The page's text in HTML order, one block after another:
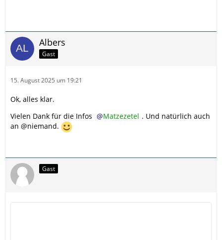
Albers
Gast
15. August 2025 um 19:21
Ok, alles klar.
Vielen Dank für die Infos
Matzezetel . Und natürlich auch
an @niemand.
Gast